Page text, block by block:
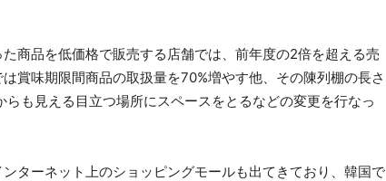
商品を低価格で販売する店舗では、前年度の2倍を超える売
賞味期限間商品の取扱量を70%増やす他、その陳列棚の長さ
も見える目立つ場所にスペースをとるなどの変更を行なっ
ターネット上のショッピングモールも出てきており、韓国で